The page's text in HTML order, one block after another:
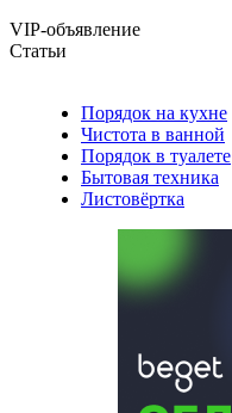
VIP-объявление
Статьи
Порядок на кухне
Чистота в ванной
Порядок в туалете
Бытовая техника
Листовёртка